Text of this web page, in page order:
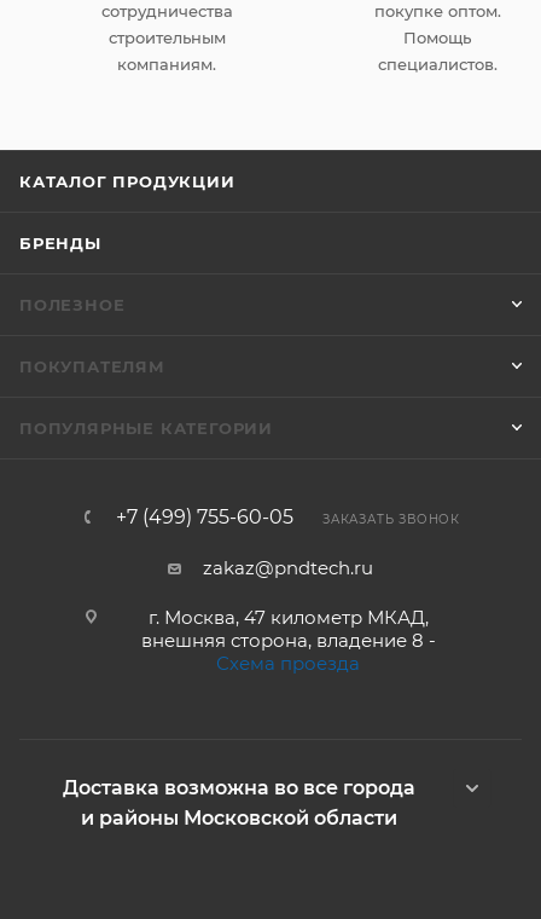
сотрудничества
строительным
компаниям.
покупке оптом.
Помощь
специалистов.
КАТАЛОГ ПРОДУКЦИИ
БРЕНДЫ
ПОЛЕЗНОЕ
ПОКУПАТЕЛЯМ
ПОПУЛЯРНЫЕ КАТЕГОРИИ
+7 (499) 755-60-05 ЗАКАЗАТЬ ЗВОНОК
zakaz@pndtech.ru
г. Москва, 47 километр МКАД,
внешняя сторона, владение 8 -
Схема проезда
Доставка возможна во все города
и районы Московской области